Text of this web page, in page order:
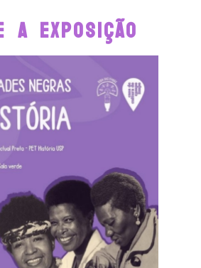
A EXPOSIÇÃO